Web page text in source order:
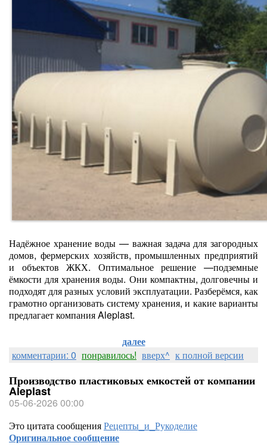
Надёжное хранение воды — важная задача для загородных
домов, фермерских хозяйств, промышленных предприятий
и объектов ЖКХ. Оптимальное решение —подземные
ёмкости для хранения воды. Они компактны, долговечны и
подходят для разных условий эксплуатации. Разберёмся, как
грамотно организовать систему хранения, и какие варианты
предлагает компания Aleplast.
далее
комментарии: 0 понравилось! вверх^ к полной версии
Производство пластиковых емкостей от компании
Aleplast
05-06-2026 00:00
Это цитата сообщенияРецепты_и_Рукоделие
Оригинальное сообщение